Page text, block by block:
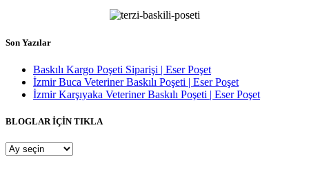
Son Yazılar
Baskılı Kargo Poşeti Siparişi | Eser Poşet
İzmir Buca Veteriner Baskılı Poşeti | Eser Poşet
İzmir Karşıyaka Veteriner Baskılı Poşeti | Eser Poşet
BLOGLAR İÇİN TIKLA
BLOGLAR